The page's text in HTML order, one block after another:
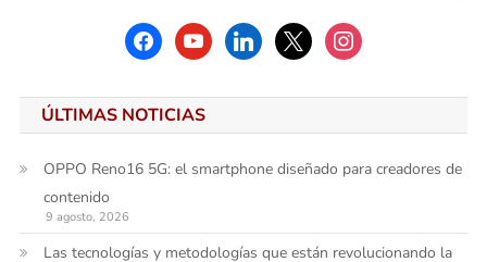
facebookyoutubelinkedinx instagram
ÚLTIMAS NOTICIAS
OPPO Reno16 5G: el smartphone diseñado para creadores de
contenido
9 agosto, 2026
Las tecnologías y metodologías que están revolucionando la